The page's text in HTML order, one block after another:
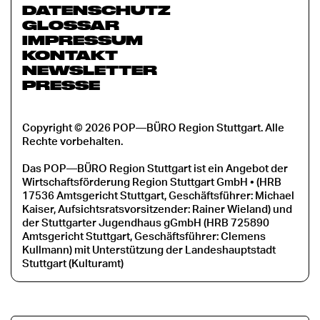
DATENSCHUTZ
GLOSSAR
IMPRESSUM
KONTAKT
NEWSLETTER
PRESSE
Copyright © 2026 POP—BÜRO Region Stuttgart. Alle
Rechte vorbehalten.
Das POP—BÜRO Region Stuttgart ist ein Angebot der
Wirtschaftsförderung Region Stuttgart GmbH • (HRB
17536 Amtsgericht Stuttgart, Geschäftsführer: Michael
Kaiser, Aufsichtsratsvorsitzender: Rainer Wieland) und
der Stuttgarter Jugendhaus gGmbH (HRB 725890
Amtsgericht Stuttgart, Geschäftsführer: Clemens
Kullmann) mit Unterstützung der Landeshauptstadt
Stuttgart (Kulturamt)